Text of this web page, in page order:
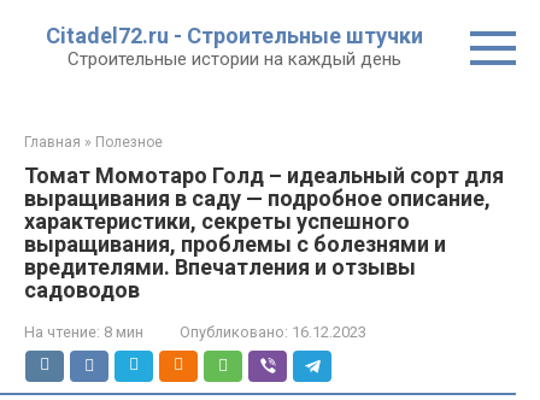
контенту
Citadel72.ru - Строительные штучки
Строительные истории на каждый день
Главная » Полезное
Томат Момотаро Голд – идеальный сорт для
выращивания в саду — подробное описание,
характеристики, секреты успешного
выращивания, проблемы с болезнями и
вредителями. Впечатления и отзывы
садоводов
На чтение: 8 мин Опубликовано: 16.12.2023